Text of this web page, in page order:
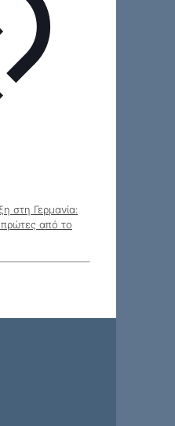
στη Γερμανία:
πρώτες από το